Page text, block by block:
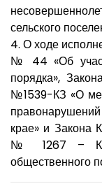
сельского
4. О ходе
№ 44 «Об
порядка»,
№1539-КЗ «О
крае» и Закона
№ 1267 – КЗ
общественного